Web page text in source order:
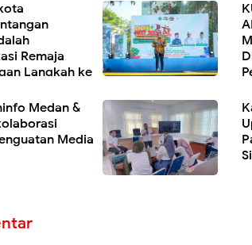
Remaja
Langkah ke
Medan &
Media